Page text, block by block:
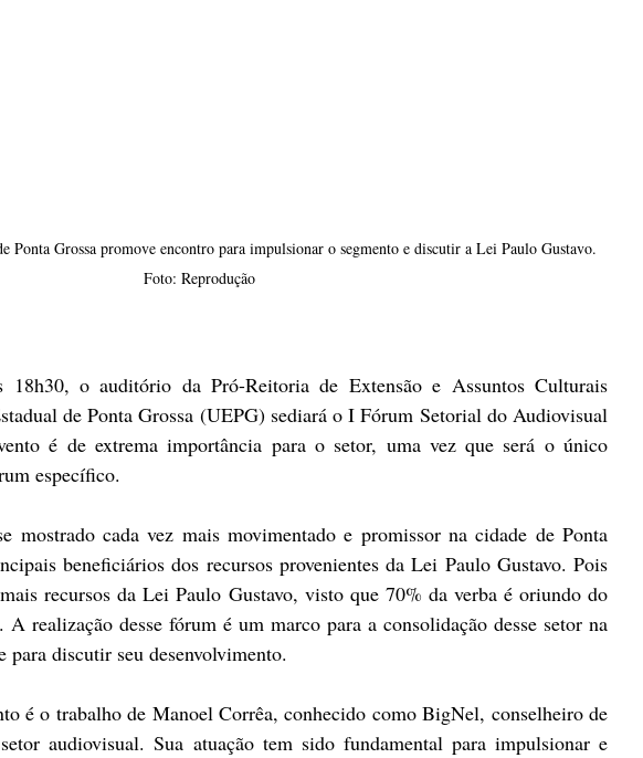
Ponta Grossa promove encontro para impulsionar o segmento e discutir a Lei Paulo Gustavo.
Foto: Reprodução
18h30, o auditório da Pró-Reitoria de Extensão e Assuntos Culturais
de Ponta Grossa (UEPG) sediará o I Fórum Setorial do Audiovisual
é de extrema importância para o setor, uma vez que será o único
específico.
mostrado cada vez mais movimentado e promissor na cidade de Ponta
beneficiários dos recursos provenientes da Lei Paulo Gustavo. Pois
recursos da Lei Paulo Gustavo, visto que 70% da verba é oriundo do
realização desse fórum é um marco para a consolidação desse setor na
para discutir seu desenvolvimento.
é o trabalho de Manoel Corrêa, conhecido como BigNel, conselheiro de
audiovisual. Sua atuação tem sido fundamental para impulsionar e